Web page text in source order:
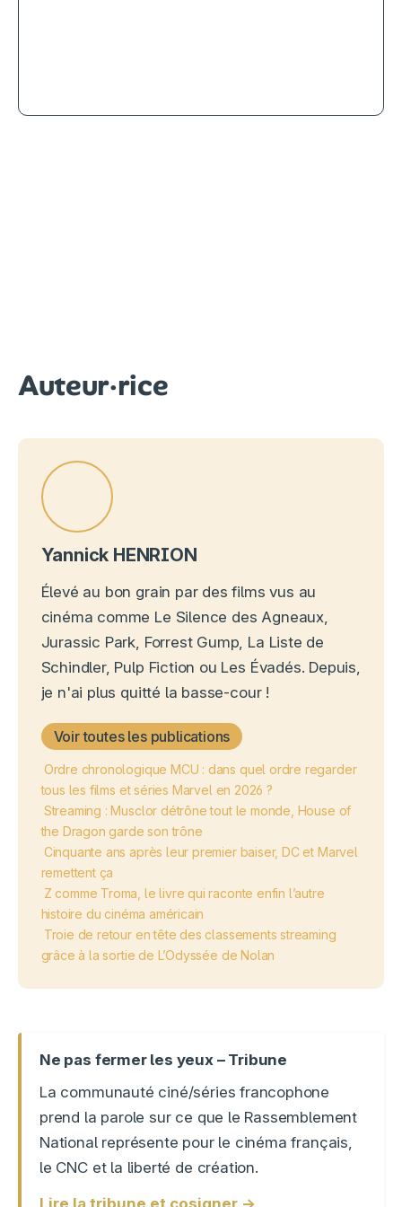
Auteur·rice
Yannick HENRION
Élevé au bon grain par des films vus au
cinéma comme Le Silence des Agneaux,
Jurassic Park, Forrest Gump, La Liste de
Schindler, Pulp Fiction ou Les Évadés. Depuis,
je n'ai plus quitté la basse-cour !
Voir toutes les publications
Ordre chronologique MCU : dans quel ordre regarder
tous les films et séries Marvel en 2026 ?
Streaming : Musclor détrône tout le monde, House of
the Dragon garde son trône
Cinquante ans après leur premier baiser, DC et Marvel
remettent ça
Z comme Troma, le livre qui raconte enfin l’autre
histoire du cinéma américain
Troie de retour en tête des classements streaming
grâce à la sortie de L’Odyssée de Nolan
Ne pas fermer les yeux – Tribune
La communauté ciné/séries francophone
prend la parole sur ce que le Rassemblement
National représente pour le cinéma français,
le CNC et la liberté de création.
Lire la tribune et cosigner →